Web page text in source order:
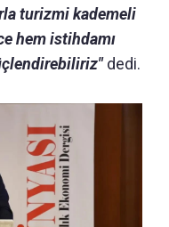
turizmi kademeli
hem istihdamı
dedi.